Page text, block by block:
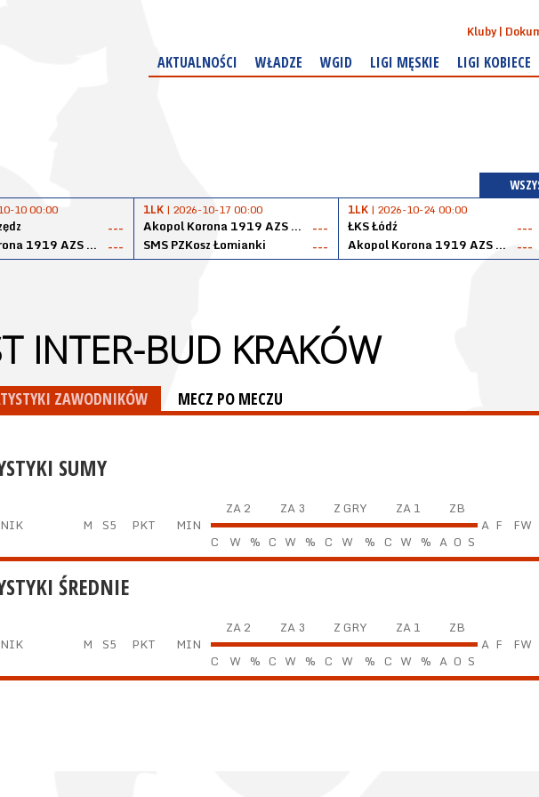
Kluby
AKTUALNOŚCI WŁADZE WGID LIGI MĘSKIE LIGI KOBIECE
10 00:00
---
Akopol Korona 1919 AZS PK Kraków
---
1LK | 2026-10-17 00:00
Akopol Korona 1919 AZS PK Kraków
---
SMS PZKosz Łomianki
---
1LK | 2026-10-24 00:00
ŁKS Łódź
---
Akopol Korona 1919 AZS PK Kraków
---
INTER-BUD KRAKÓW
ZAWODNIKÓW MECZ PO MECZU
SUMY
M S5 PKT MIN
ZA 2 ZA 3 Z GRY ZA 1
ZB
A F FW
C
W % C W % C W % C W % A O S
ŚREDNIE
M S5 PKT MIN
ZA 2 ZA 3 Z GRY ZA 1
ZB
A F FW
C
W % C W % C W % C W % A O S